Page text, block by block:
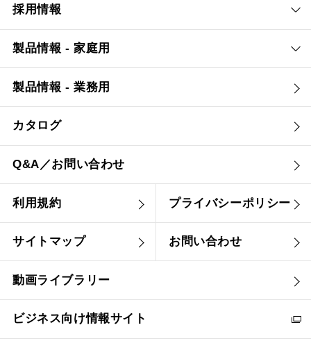
採用情報
製品情報 - 家庭用
製品情報 - 業務用
カタログ
Q&A／お問い合わせ
利用規約 プライバシーポリシー
サイトマップ お問い合わせ
動画ライブラリー
ビジネス向け情報サイト